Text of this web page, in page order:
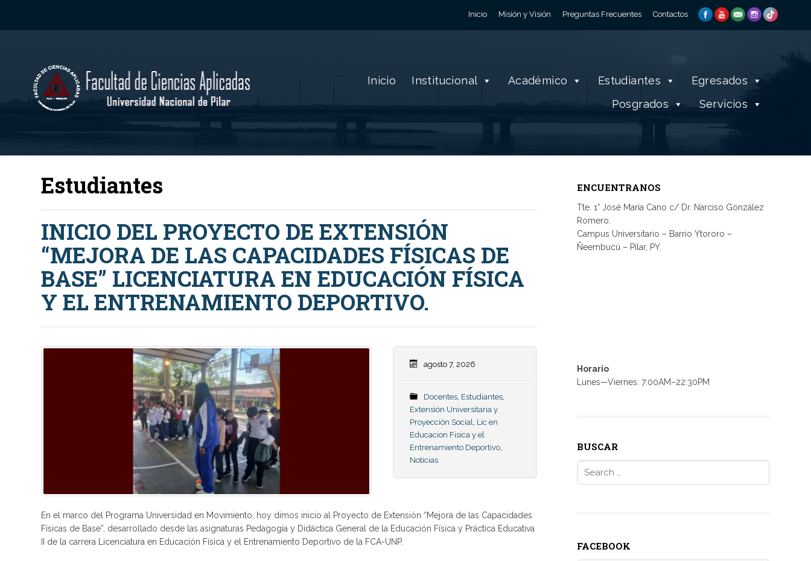
Inicio Misión y Visión Preguntas Frecuentes Contactos
Inicio Institucional Académico Estudiantes
Egresados
Posgrados
Servicios
Estudiantes
INICIO DEL PROYECTO DE EXTENSIÓN
“MEJORA DE LAS CAPACIDADES FÍSICAS DE
BASE” LICENCIATURA EN EDUCACIÓN FÍSICA
Y EL ENTRENAMIENTO DEPORTIVO.
agosto 7, 2026
Docentes, Estudiantes,
Extensión Universitaria y
Proyección Social, Lic en
Educacion Fisica y el
Entrenamiento Deportivo,
Noticias
En el marco del Programa Universidad en Movimiento, hoy dimos inicio al Proyecto de Extensión “Mejora de las Capacidades
Físicas de Base”, desarrollado desde las asignaturas Pedagogía y Didáctica General de la Educación Física y Práctica Educativa
II de la carrera Licenciatura en Educación Física y el Entrenamiento Deportivo de la FCA-UNP.
ENCUENTRANOS
Tte. 1° José María Cano c/ Dr. Narciso González
Romero.
Campus Universitario – Barrio Ytororo –
Ñeembucú – Pilar, PY.
Horario
Lunes—Viernes: 7:00AM–22:30PM
BUSCAR
FACEBOOK